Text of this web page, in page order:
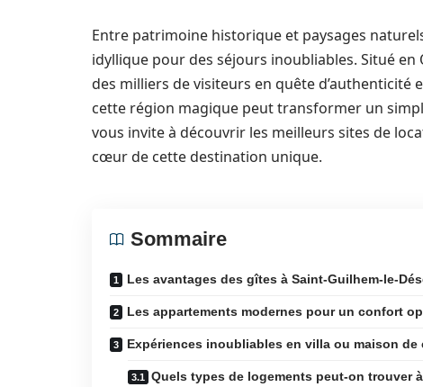
Entre patrimoine historique et paysages
idyllique pour des séjours inoubliables. Situé en
des milliers de visiteurs en quête d’authenticité
cette région magique peut transformer un
vous invite à découvrir les meilleurs sites de
cœur de cette destination unique.
Sommaire
Les avantages des gîtes à Saint-Guilhem-le-
Les appartements modernes pour un confort
Expériences inoubliables en villa ou maison de
Quels types de logements peut-on trouver